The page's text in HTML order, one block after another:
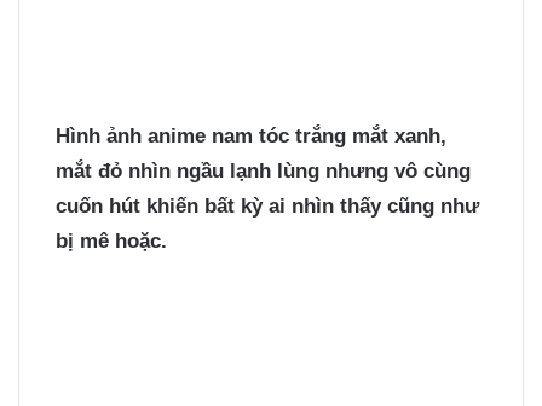
Hình ảnh anime nam tóc trắng mắt xanh,
mắt đỏ nhìn ngầu lạnh lùng nhưng vô cùng
cuốn hút khiến bất kỳ ai nhìn thấy cũng như
bị mê hoặc.